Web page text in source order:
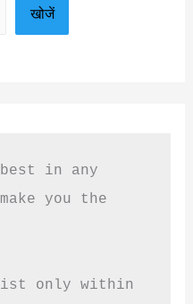
खोजें
in any
you the
only within